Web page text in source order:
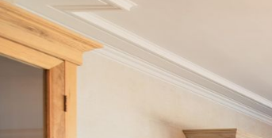
Overslaan en naar de algemene inhoud gaan